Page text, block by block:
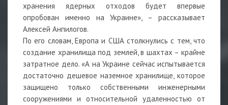
хранения ядерных отходов будет впервые
опробован именно на Украине», – рассказывает
Алексей Анпилогов.
По его словам, Европа и США столкнулись с тем, что
создание хранилища под землей, в шахтах – крайне
затратное дело. «А на Украине сейчас испытывается
достаточно дешевое наземное хранилище, которое
защищено только собственными инженерными
сооружениями и относительной удаленностью от